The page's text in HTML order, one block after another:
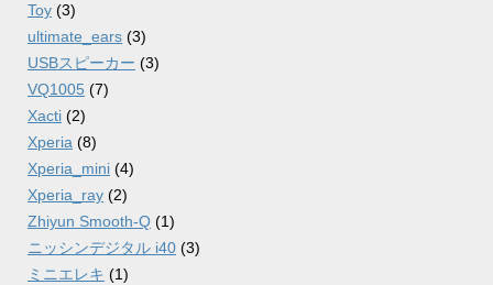
Toy (3)
ultimate_ears (3)
USBスピーカー (3)
VQ1005 (7)
Xacti (2)
Xperia (8)
Xperia_mini (4)
Xperia_ray (2)
Zhiyun Smooth-Q (1)
ニッシンデジタル i40 (3)
ミニエレキ (1)